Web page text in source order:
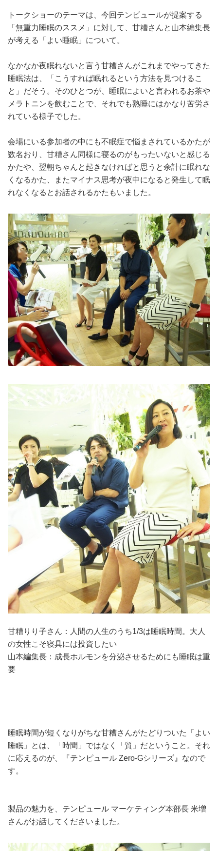
トークショーのテーマは、今回テンピュールが提案する
「無重力睡眠のススメ」に対して、甘糟さんと山本編集長
が考える「よい睡眠」について。
なかなか夜眠れないと言う甘糟さんがこれまでやってきた
睡眠法は、「こうすれば眠れるという方法を見つけるこ
と」だそう。そのひとつが、睡眠によいと言われるお茶や
メラトニンを飲むことで、それでも熟睡にはかなり苦労さ
れている様子でした。
会場にいる参加者の中にも不眠症で悩まされているかたが
数名おり、甘糟さん同様に寝るのがもったいないと感じる
かたや、翌朝ちゃんと起きなければと思うと余計に眠れな
くなるかた、またマイナス思考が夜中になると発生して眠
れなくなるとお話されるかたもいました。
甘糟りり子さん：人間の人生のうち1/3は睡眠時間。大人
の女性こそ寝具には投資したい
山本編集長：成長ホルモンを分泌させるためにも睡眠は重
要
睡眠時間が短くなりがちな甘糟さんがたどりついた「よい
睡眠」とは、「時間」ではなく「質」だということ。それ
に応えるのが、『テンピュール Zero-Gシリーズ』なので
す。
製品の魅力を、テンピュール マーケティング本部長 米増
さんがお話してくださいました。